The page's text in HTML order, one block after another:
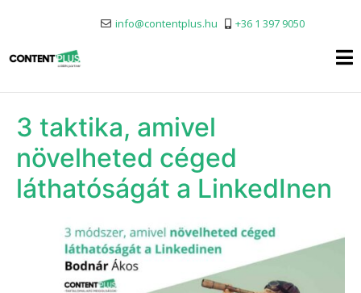
info@contentplus.hu +36 1 397 9050
3 taktika, amivel
növelheted céged
láthatóságát a LinkedInen